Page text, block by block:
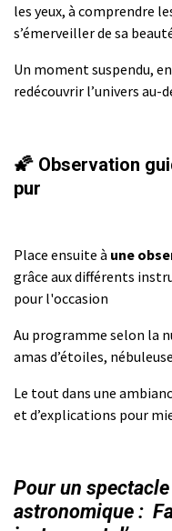
les yeux, à comprendre
s’émerveiller de sa
Un moment suspendu,
redécouvrir l’univers au-
🌠 Observation
pur
Place ensuite à une
grâce aux différents
pour l'occasion
Au programme selon la
amas d’étoiles,
Le tout dans une
et d’explications pour
Pour un
astronomique :